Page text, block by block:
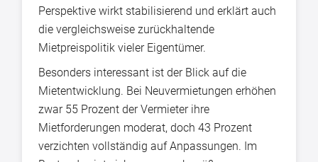
Perspektive wirkt stabilisierend und erklärt auch
die vergleichsweise zurückhaltende
Mietpreispolitik vieler Eigentümer.
Besonders interessant ist der Blick auf die
Mietentwicklung. Bei Neuvermietungen erhöhen
zwar 55 Prozent der Vermieter ihre
Mietforderungen moderat, doch 43 Prozent
verzichten vollständig auf Anpassungen. Im